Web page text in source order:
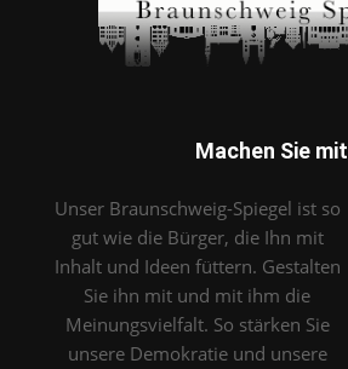
Machen Sie mit
Unser Braunschweig-Spiegel ist so
gut wie die Bürger, die Ihn mit
Inhalt und Ideen füttern. Gestalten
Sie ihn mit und mit ihm die
Meinungsvielfalt. So stärken Sie
unsere Demokratie und unsere